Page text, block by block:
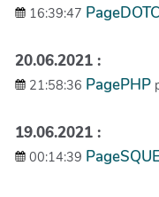
16:39:47
20.06.2021 :
21:58:36 PagePHP
19.06.2021 :
00:14:39